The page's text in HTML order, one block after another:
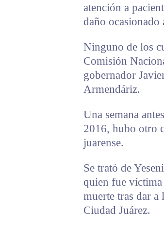
atención a
daño
Ninguno de los
Comisión
gobernador
Armendáriz.
Una semana
2016, hubo otro
juarense.
Se trató de
quien fue víctima
muerte tras dar
Ciudad Juárez.